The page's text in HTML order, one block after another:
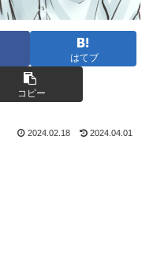
はてブ
コピー
2024.02.18 2024.04.01